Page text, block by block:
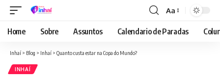
Font
Resizer
Aa
Home Sobre Assuntos Calendario de Paradas
Inhaí > Blog > Inhaí > Quanto custa estar na Copa do Mundo?
INHAÍ